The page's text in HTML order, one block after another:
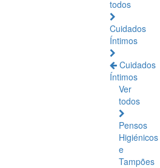
todos
Cuidados
Íntimos
Cuidados
Íntimos
Ver
todos
Pensos
Higiénicos
e
Tampões